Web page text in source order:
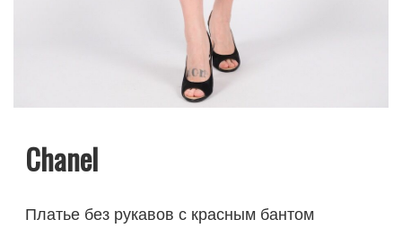
Chanel
Платье без рукавов с красным бантом